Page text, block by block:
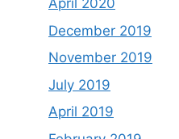
April 2020
December 2019
November 2019
July 2019
April 2019